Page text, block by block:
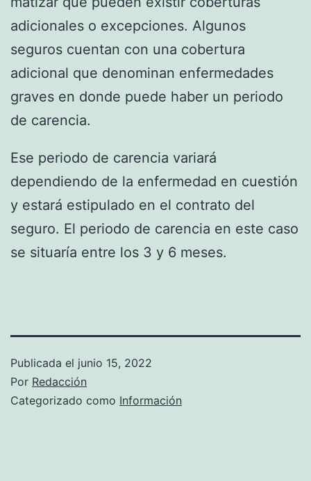
adicionales o excepciones. Algunos
seguros cuentan con una cobertura
adicional que denominan enfermedades
graves en donde puede haber un periodo
de carencia.
Ese periodo de carencia variará
dependiendo de la enfermedad en cuestión
y estará estipulado en el contrato del
seguro. El periodo de carencia en este caso
se situaría entre los 3 y 6 meses.
Publicada el junio 15, 2022
Por Redacción
Categorizado como Información